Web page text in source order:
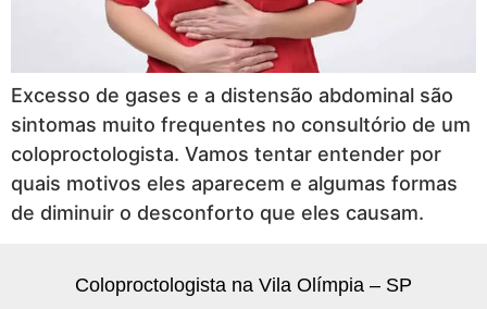
Excesso de gases e a distensão abdominal são
sintomas muito frequentes no consultório de um
coloproctologista. Vamos tentar entender por
quais motivos eles aparecem e algumas formas
de diminuir o desconforto que eles causam.
Coloproctologista na Vila Olímpia – SP